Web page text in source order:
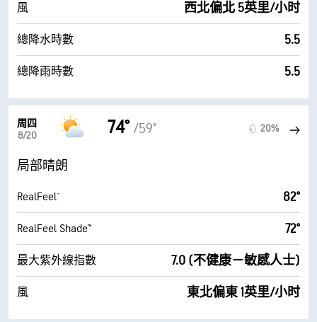
風 西北偏北 5英里/小时
總降水時數 5.5
總降雨時數 5.5
周四
8/20
74° /59° 20%
局部晴朗
RealFeel® 82°
RealFeel Shade™ 72°
最大紫外線指數 7.0 (不健康－敏感人士)
風 東北偏東 1英里/小时